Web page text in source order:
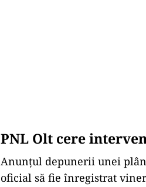
PNL Olt cere
Anunțul depunerii unei
oficial să fie înregistrat